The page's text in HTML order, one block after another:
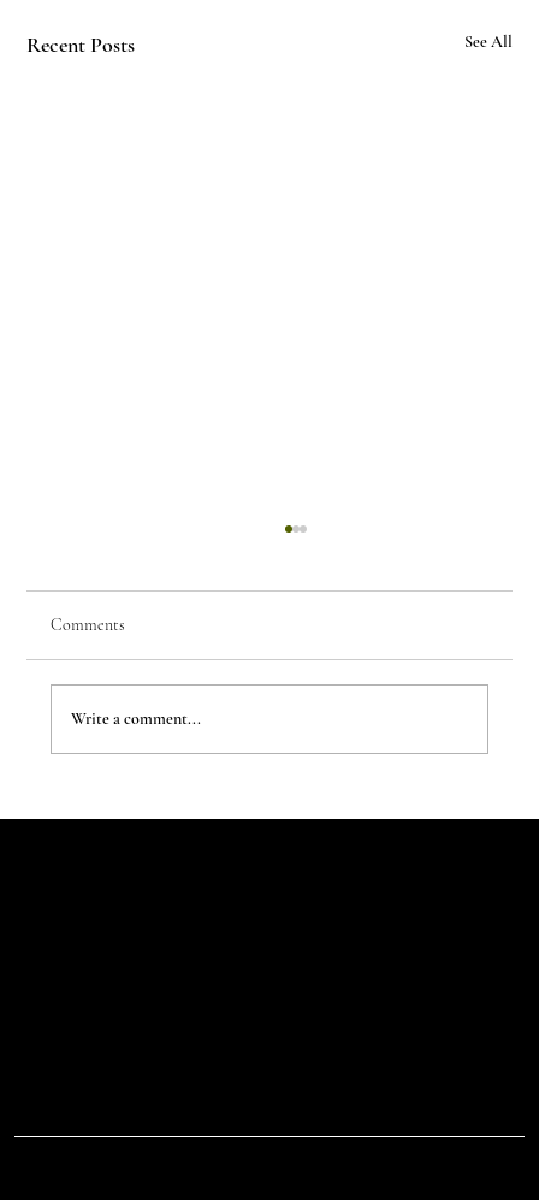
Recent Posts See All
The Evergreen Sindroms by Hej Studio
Comments
Write a comment...